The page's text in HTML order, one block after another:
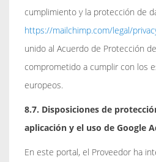
cumplimiento y la protección de
https://mailchimp.com/legal/
unido al Acuerdo de Protección
comprometido a cumplir con los
europeos.
8.7. Disposiciones de
aplicación y el uso de Google
En este portal, el Proveedor ha